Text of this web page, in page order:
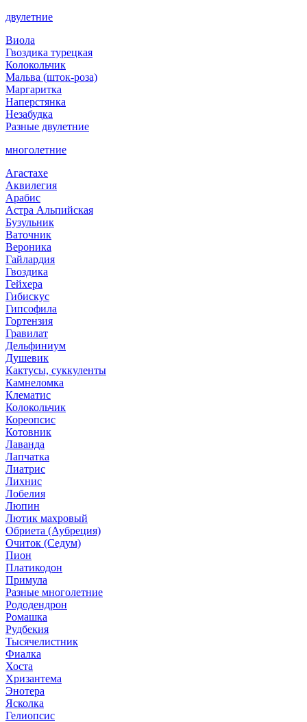
двулетние
Виола
Гвоздика турецкая
Колокольчик
Мальва (шток-роза)
Маргаритка
Наперстянка
Незабудка
Разные двулетние
многолетние
Агастахе
Аквилегия
Арабис
Астра Альпийская
Бузульник
Ваточник
Вероника
Гайлардия
Гвоздика
Гейхера
Гибискус
Гипсофила
Гортензия
Гравилат
Дельфиниум
Душевик
Кактусы, суккуленты
Камнеломка
Клематис
Колокольчик
Кореопсис
Котовник
Лаванда
Лапчатка
Лиатрис
Лихнис
Лобелия
Люпин
Лютик махровый
Обриета (Аубреция)
Очиток (Седум)
Пион
Платикодон
Примула
Разные многолетние
Рододендрон
Ромашка
Рудбекия
Тысячелистник
Фиалка
Хоста
Хризантема
Энотера
Ясколка
Гелиопсис